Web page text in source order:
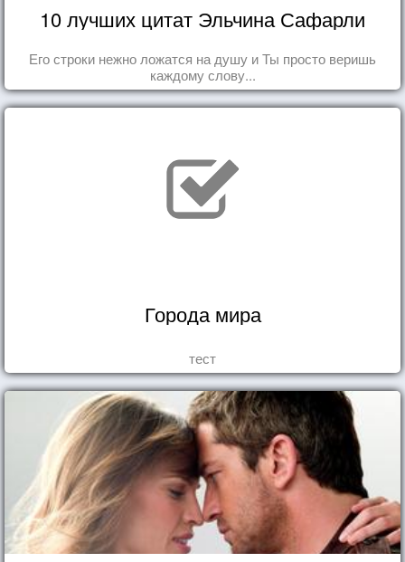
10 лучших цитат Эльчина Сафарли
Его строки нежно ложатся на душу и Ты просто веришь
каждому слову...
Города мира
тест